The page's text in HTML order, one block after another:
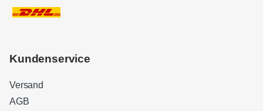
Kundenservice
Versand
AGB